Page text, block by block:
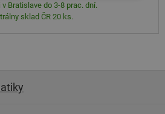
v Bratislave do 3-8 prac. dní.
sklad ČR 20 ks.